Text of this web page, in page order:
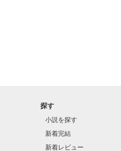
探す
小説を探す
新着完結
新着レビュー